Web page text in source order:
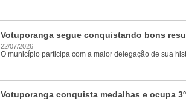
Votuporanga segue conquistando bons
22/07/2026
O município participa com a maior delegação de sua
Votuporanga conquista medalhas e ocupa